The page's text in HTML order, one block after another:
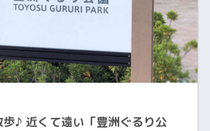
♪ 近くて遠い「豊洲ぐるり公